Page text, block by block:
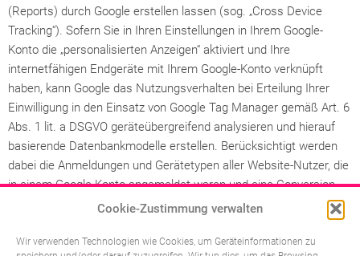
Cookie-Zustimmung verwalten
Wir verwenden Technologien wie Cookies, um Geräteinformationen zu
(Reports) durch Google erstellen lassen (sog. „Cross Device
Tracking“). Sofern Sie in Ihren Einstellungen in Ihrem Google-
Konto die „personalisierten Anzeigen“ aktiviert und Ihre
internetfähigen Endgeräte mit Ihrem Google-Konto verknüpft
haben, kann Google das Nutzungsverhalten bei Erteilung Ihrer
Einwilligung in den Einsatz von Google Tag Manager gemäß Art. 6
Abs. 1 lit. a DSGVO geräteübergreifend analysieren und hierauf
basierende Datenbankmodelle erstellen. Berücksichtigt werden
dabei die Anmeldungen und Gerätetypen aller Website-Nutzer, die
in einem Google-Konto angemeldet waren und eine Conversion
ausgeführt haben. Die Daten zeigen unter anderem, auf welchem
Endgerät Sie das erste Mal auf eine Anzeige geklickt haben und
auf welchem Endgerät die diesbezügliche Conversion erfolgt ist.